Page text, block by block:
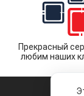
Прекрасный
любим наших